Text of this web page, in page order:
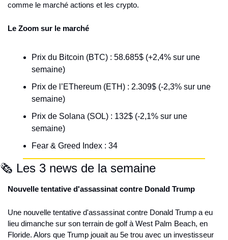
comme le marché actions et les crypto.
Le Zoom sur le marché
Prix du Bitcoin (BTC) : 58.685$ (+2,4% sur une
semaine)
Prix de l’EThereum (ETH) : 2.309$ (-2,3% sur une
semaine)
Prix de Solana (SOL) : 132$ (-2,1% sur une
semaine)
Fear & Greed Index : 34
🗞️ Les 3 news de la semaine
Nouvelle tentative d'assassinat contre Donald Trump
Une nouvelle tentative d'assassinat contre Donald Trump a eu
lieu dimanche sur son terrain de golf à West Palm Beach, en
Floride. Alors que Trump jouait au 5e trou avec un investisseur